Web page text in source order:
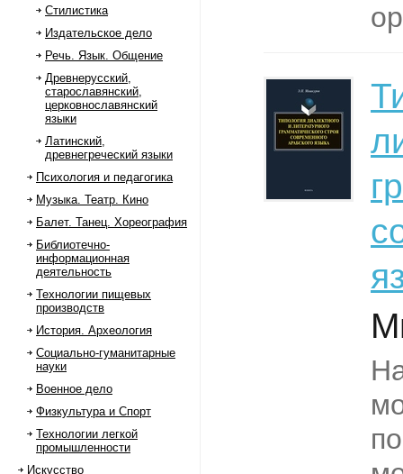
Стилистика
Издательское дело
Речь. Язык. Общение
Древнерусский,
старославянский,
церковнославянский
языки
Латинский,
древнегреческий языки
Психология и педагогика
Музыка. Театр. Кино
Балет. Танец. Хореография
Библиотечно-
информационная
деятельность
Технологии пищевых
производств
История. Археология
Социально-гуманитарные
науки
Военное дело
Физкультура и Спорт
Технологии легкой
промышленности
Искусство